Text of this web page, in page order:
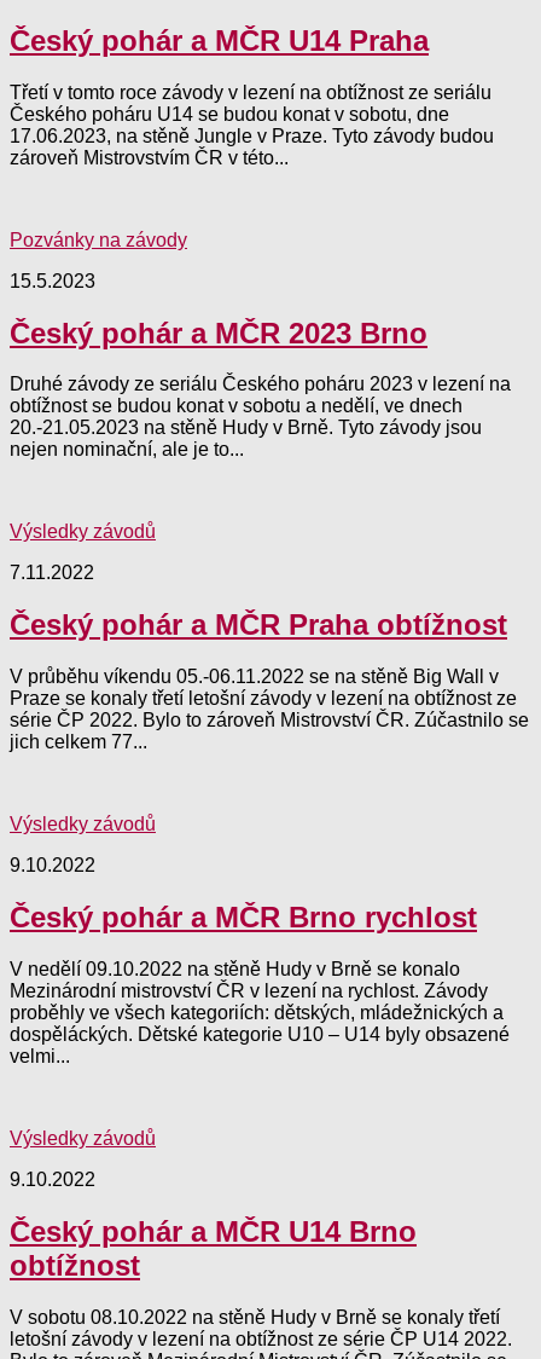
Český pohár a MČR U14 Praha
Třetí v tomto roce závody v lezení na obtížnost ze seriálu
Českého poháru U14 se budou konat v sobotu, dne
17.06.2023, na stěně Jungle v Praze. Tyto závody budou
zároveň Mistrovstvím ČR v této...
Pozvánky na závody
15.5.2023
Český pohár a MČR 2023 Brno
Druhé závody ze seriálu Českého poháru 2023 v lezení na
obtížnost se budou konat v sobotu a nedělí, ve dnech
20.-21.05.2023 na stěně Hudy v Brně. Tyto závody jsou
nejen nominační, ale je to...
Výsledky závodů
7.11.2022
Český pohár a MČR Praha obtížnost
V průběhu víkendu 05.-06.11.2022 se na stěně Big Wall v
Praze se konaly třetí letošní závody v lezení na obtížnost ze
série ČP 2022. Bylo to zároveň Mistrovství ČR. Zúčastnilo se
jich celkem 77...
Výsledky závodů
9.10.2022
Český pohár a MČR Brno rychlost
V nedělí 09.10.2022 na stěně Hudy v Brně se konalo
Mezinárodní mistrovství ČR v lezení na rychlost. Závody
proběhly ve všech kategoriích: dětských, mládežnických a
dospěláckých. Dětské kategorie U10 – U14 byly obsazené
velmi...
Výsledky závodů
9.10.2022
Český pohár a MČR U14 Brno
obtížnost
V sobotu 08.10.2022 na stěně Hudy v Brně se konaly třetí
letošní závody v lezení na obtížnost ze série ČP U14 2022.